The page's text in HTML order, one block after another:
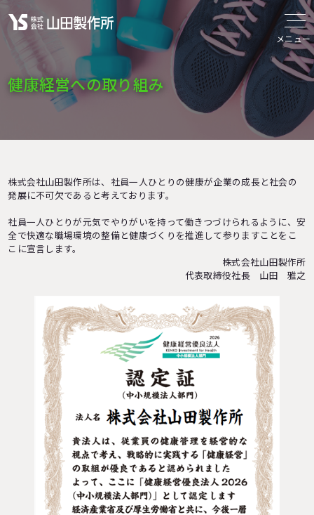
メニュー
健康経営への取り組み
株式会社山田製作所は、社員一人ひとりの健康が企業の成長と社会の
発展に不可欠であると考えております。
社員一人ひとりが元気でやりがいを持って働きつづけられるように、安
全で快適な職場環境の整備と健康づくりを推進して参りますことをこ
こに宣言します。
株式会社山田製作所
代表取締役社長 山田 雅之